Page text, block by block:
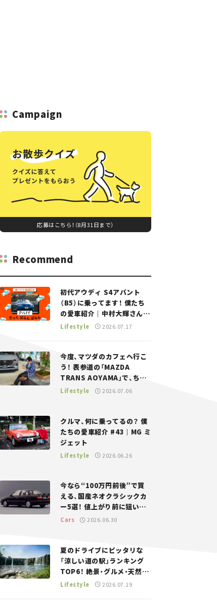
Campaign
応募はこちら！（8月31日まで）
Recommend
初代アウディ S4アバント
（B5）に乗ってます！ 僕たち
の愛車紹介｜中村大輝さん
——瀬イオナと嶋田智之の
Lifestyle 2026.07.17
今度、マツダのカフェへ行こ
う！ 表参道の「MAZDA
TRANS AOYAMA」で、ちょ
っとひと息。——連載｜CCG
Lifestyle 2026.07.06
クルマ、何に乗ってるの？ 僕
たちの愛車紹介 #43｜MG ミ
ジェット
Lifestyle 2026.06.26
今なら“100万円前後”で買
える、国産ネオクラシックカ
ー5選！ 値上がり前に狙いた
い、中古車探しをお手伝い――ち
Cars 2026.06.30
夏のドライブにピッタリな
「涼しい道の駅」ランキング
TOP6！ 絶景・グルメ・天然ク
ーラーなど、避暑におすすめ
Lifestyle 2026.07.19